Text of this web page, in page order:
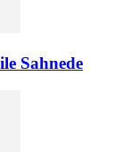
Sahnede